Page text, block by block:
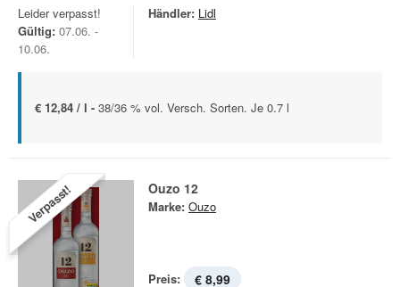
Leider verpasst!
Gültig: 07.06. -
10.06.
Händler: Lidl
€ 12,84 / l - 38/36 % vol. Versch. Sorten. Je 0.7 l
Verpasst! Ouzo 12
Marke: Ouzo
Preis: € 8,99